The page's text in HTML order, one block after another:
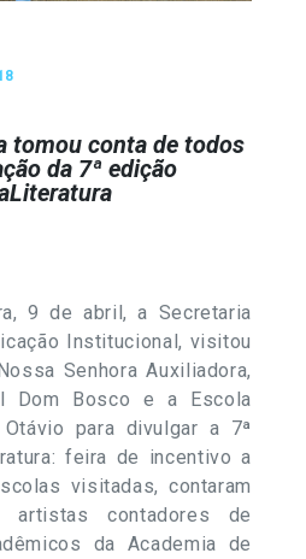
tomou conta de todos
da 7ª edição
9 de abril, a Secretaria
Institucional, visitou
Senhora Auxiliadora,
Dom Bosco e a Escola
Otávio para divulgar a 7ª
feira de incentivo a
visitadas, contaram
contadores de
da Academia de